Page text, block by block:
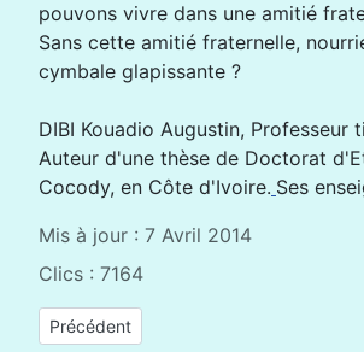
pouvons vivre dans une amitié
Sans cette amitié fraternelle,
cymbale glapissante ?
DIBI Kouadio Augustin, Professeur
Auteur d'une thèse de Doctorat
Cocody, en Côte d'Ivoire. Ses
Mis à jour : 7 Avril 2014
Clics : 7164
Article précédent : Girls and young
Précédent